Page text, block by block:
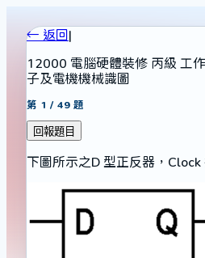
← 返回|
12000 電腦硬體裝修 丙級 工
子及電機機械識圖
第 1 / 49 題
回報題目
下圖所示之D 型正反器，Clock